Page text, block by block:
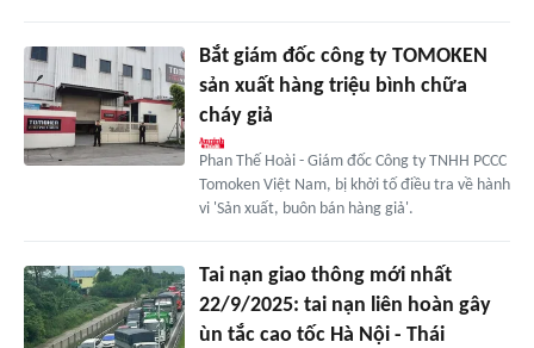
Bắt giám đốc công ty TOMOKEN
sản xuất hàng triệu bình chữa
cháy giả
Phan Thế Hoài - Giám đốc Công ty TNHH PCCC
Tomoken Việt Nam, bị khởi tố điều tra về hành
vi 'Sản xuất, buôn bán hàng giả'.
Tai nạn giao thông mới nhất
22/9/2025: tai nạn liên hoàn gây
ùn tắc cao tốc Hà Nội - Thái